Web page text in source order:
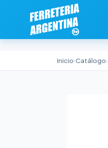
Inicio›Catálogo›